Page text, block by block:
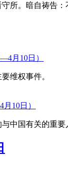
所。暗自祷告：
月10日）
维权事件。
10日）
中国有关的重要